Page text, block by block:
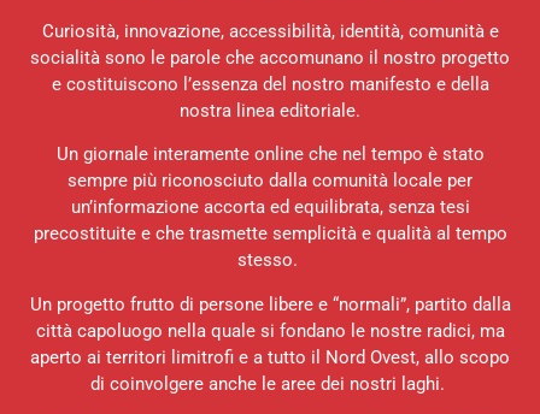
Curiosità, innovazione, accessibilità, identità, comunità e
socialità sono le parole che accomunano il nostro progetto
e costituiscono l’essenza del nostro manifesto e della
nostra linea editoriale.
Un giornale interamente online che nel tempo è stato
sempre più riconosciuto dalla comunità locale per
un’informazione accorta ed equilibrata, senza tesi
precostituite e che trasmette semplicità e qualità al tempo
stesso.
Un progetto frutto di persone libere e “normali”, partito dalla
città capoluogo nella quale si fondano le nostre radici, ma
aperto ai territori limitrofi e a tutto il Nord Ovest, allo scopo
di coinvolgere anche le aree dei nostri laghi.